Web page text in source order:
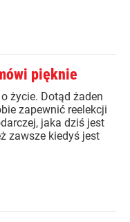
pięknie
życie. Dotąd żaden
zapewnić reelekcji
jaka dziś jest
zawsze kiedyś jest